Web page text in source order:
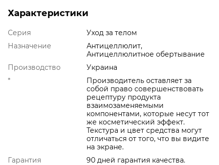
Характеристики
Серия
Уход за телом
Назначение
Антицеллюлит,
Антицеллюлитное обертывание
Производство
Украина
*
Производитель оставляет за
собой право совершенствовать
рецептуру продукта
взаимозаменяемыми
компонентами, которые несут тот
же косметический эффект.
Текстура и цвет средства могут
отличаться от того, что вы видите
на экране.
Гарантия
90 дней гарантия качества.